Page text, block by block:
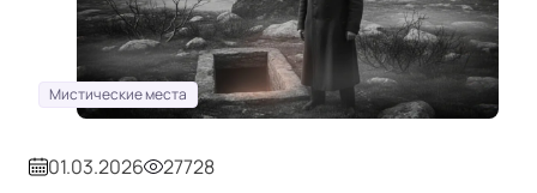
Мистические места
01.03.2026 27728